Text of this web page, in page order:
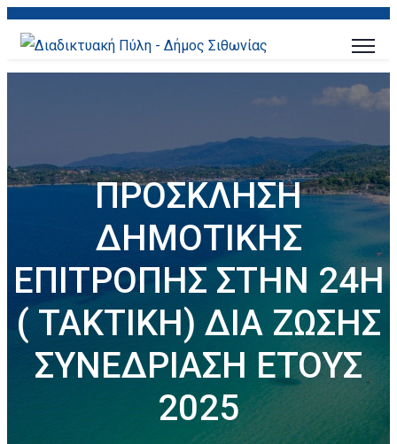
ΠΡΟΣΚΛΗΣΗ
ΔΗΜΟΤΙΚΗΣ
ΕΠΙΤΡΟΠΗΣ ΣΤΗΝ 24Η
( ΤΑΚΤΙΚΗ) ΔΙΑ ΖΩΣΗΣ
ΣΥΝΕΔΡΙΑΣΗ ΕΤΟΥΣ
2025